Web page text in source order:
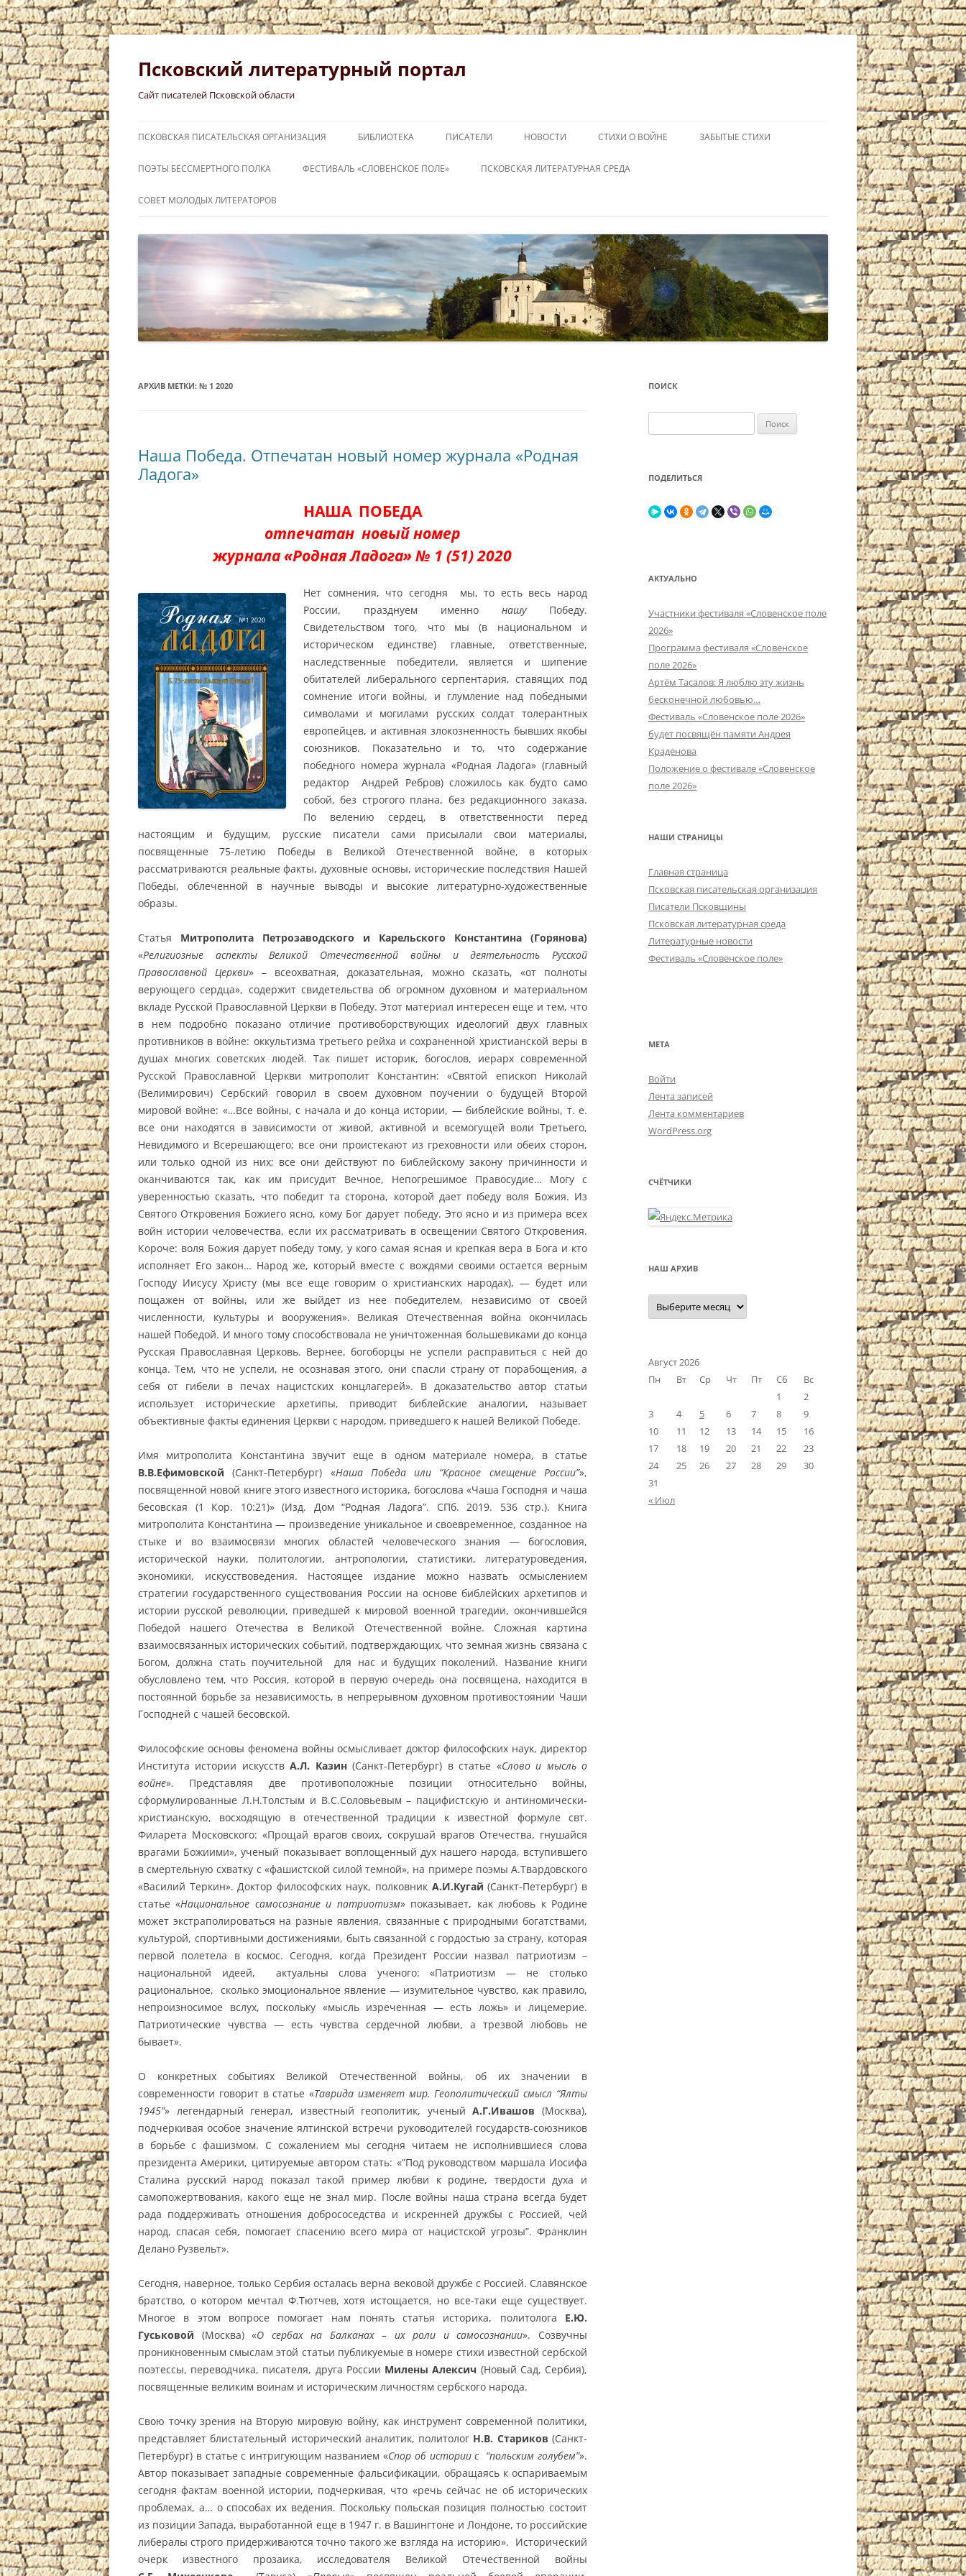
Перейти
Псковский литературный портал
Сайт писателей Псковской области
ПСКОВСКАЯ ПИСАТЕЛЬСКАЯ ОРГАНИЗАЦИЯ БИБЛИОТЕКА ПИСАТЕЛИ НОВОСТИ СТИХИ О ВОЙНЕ ЗАБЫТЫЕ СТИХИ
ПОЭТЫ БЕССМЕРТНОГО ПОЛКА ФЕСТИВАЛЬ «СЛОВЕНСКОЕ ПОЛЕ» ПСКОВСКАЯ ЛИТЕРАТУРНАЯ СРЕДА
СОВЕТ МОЛОДЫХ ЛИТЕРАТОРОВ
АРХИВ МЕТКИ: № 1 2020
Наша Победа. Отпечатан новый номер журнала «Родная
Ладога»
НАША ПОБЕДА
отпечатан новый номер
журнала «Родная Ладога» № 1 (51) 2020
Нет сомнения, что сегодня мы, то есть весь народ
России, празднуем именно нашуПобеду.
Свидетельством того, что мы (в национальном и
историческом единстве) главные, ответственные,
наследственные победители, является и шипение
обитателей либерального серпентария, ставящих под
сомнение итоги войны, и глумление над победными
символами и могилами русских солдат толерантных
европейцев, и активная злокозненность бывших якобы
союзников. Показательно и то, что содержание
победного номера журнала «Родная Ладога» (главный
редактор Андрей Ребров) сложилось как будто само
собой, без строгого плана, без редакционного заказа.
По велению сердец, в ответственности перед
настоящим и будущим, русские писатели сами присылали свои материалы,
посвященные 75-летию Победы в Великой Отечественной войне, в которых
рассматриваются реальные факты, духовные основы, исторические последствия Нашей
Победы, облеченной в научные выводы и высокие литературно-художественные
образы.
Статья Митрополита Петрозаводского и Карельского Константина (Горянова)
«Религиозные аспекты Великой Отечественной войны и деятельность Русской
Православной Церкви» – всеохватная, доказательная, можно сказать, «от полноты
верующего сердца», содержит свидетельства об огромном духовном и материальном
вкладе Русской Православной Церкви в Победу. Этот материал интересен еще и тем, что
в нем подробно показано отличие противоборствующих идеологий двух главных
противников в войне: оккультизма третьего рейха и сохраненной христианской веры в
душах многих советских людей. Так пишет историк, богослов, иерарх современной
Русской Православной Церкви митрополит Константин: «Святой епископ Николай
(Велимирович) Сербский говорил в своем духовном поучении о будущей Второй
мировой войне: «…Все войны, с начала и до конца истории, — библейские войны, т. е.
все они находятся в зависимости от живой, активной и всемогущей воли Третьего,
Невидимого и Всерешающего; все они проистекают из греховности или обеих сторон,
или только одной из них; все они действуют по библейскому закону причинности и
оканчиваются так, как им присудит Вечное, Непогрешимое Правосудие… Могу с
уверенностью сказать, что победит та сторона, которой дает победу воля Божия. Из
Святого Откровения Божиего ясно, кому Бог дарует победу. Это ясно и из примера всех
войн истории человечества, если их рассматривать в освещении Святого Откровения.
Короче: воля Божия дарует победу тому, у кого самая ясная и крепкая вера в Бога и кто
исполняет Его закон… Народ же, который вместе с вождями своими остается верным
Господу Иисусу Христу (мы все еще говорим о христианских народах), — будет или
пощажен от войны, или же выйдет из нее победителем, независимо от своей
численности, культуры и вооружения». Великая Отечественная война окончилась
нашей Победой. И много тому способствовала не уничтоженная большевиками до конца
Русская Православная Церковь. Вернее, богоборцы не успели расправиться с ней до
конца. Тем, что не успели, не осознавая этого, они спасли страну от порабощения, а
себя от гибели в печах нацистских концлагерей». В доказательство автор статьи
использует исторические архетипы, приводит библейские аналогии, называет
объективные факты единения Церкви с народом, приведшего к нашей Великой Победе.
Имя митрополита Константина звучит еще в одном материале номера, в статье
В.В.Ефимовской(Санкт-Петербург) «Наша Победа или “Красное смещение России”»,
посвященной новой книге этого известного историка, богослова «Чаша Господня и чаша
бесовская (1 Кор. 10:21)» (Изд. Дом “Родная Ладога”. СПб. 2019. 536 стр.). Книга
митрополита Константина — произведение уникальное и своевременное, созданное на
стыке и во взаимосвязи многих областей человеческого знания — богословия,
исторической науки, политологии, антропологии, статистики, литературоведения,
экономики, искусствоведения. Настоящее издание можно назвать осмыслением
стратегии государственного существования России на основе библейских архетипов и
истории русской революции, приведшей к мировой военной трагедии, окончившейся
Победой нашего Отечества в Великой Отечественной войне. Сложная картина
взаимосвязанных исторических событий, подтверждающих, что земная жизнь связана с
Богом, должна стать поучительной для нас и будущих поколений. Название книги
обусловлено тем, что Россия, которой в первую очередь она посвящена, находится в
постоянной борьбе за независимость, в непрерывном духовном противостоянии Чаши
Господней с чашей бесовской.
Философские основы феномена войны осмысливает доктор философских наук, директор
Института истории искусствА.Л. Казин(Санкт-Петербург) в статье «Слово и мысль о
войне». Представляя две противоположные позиции относительно войны,
сформулированные Л.Н.Толстым и В.С.Соловьевым – пацифистскую и антиномически-
христианскую, восходящую в отечественной традиции к известной формуле свт.
Филарета Московского: «Прощай врагов своих, сокрушай врагов Отечества, гнушайся
врагами Божиими», ученый показывает воплощенный дух нашего народа, вступившего
в смертельную схватку с «фашистской силой темной», на примере поэмы А.Твардовского
«Василий Теркин». Доктор философских наук, полковник А.И.Кугай(Санкт-Петербург) в
статье «Национальное самосознание и патриотизм» показывает, как любовь к Родине
может экстраполироваться на разные явления, связанные с природными богатствами,
культурой, спортивными достижениями, быть связанной с гордостью за страну, которая
первой полетела в космос. Сегодня, когда Президент России назвал патриотизм –
национальной идеей, актуальны слова ученого: «Патриотизм — не столько
рациональное, сколько эмоциональное явление — изумительное чувство, как правило,
непроизносимое вслух, поскольку «мысль изреченная — есть ложь» и лицемерие.
Патриотические чувства — есть чувства сердечной любви, а трезвой любовь не
бывает».
О конкретных событиях Великой Отечественной войны, об их значении в
современности говорит в статье «Таврида изменяет мир. Геополитический смысл “Ялты
1945”» легендарный генерал, известный геополитик, ученыйА.Г.Ивашов (Москва),
подчеркивая особое значение ялтинской встречи руководителей государств-союзников
в борьбе с фашизмом. С сожалением мы сегодня читаем не исполнившиеся слова
президента Америки, цитируемые автором стать: «”Под руководством маршала Иосифа
Сталина русский народ показал такой пример любви к родине, твердости духа и
самопожертвования, какого еще не знал мир. После войны наша страна всегда будет
рада поддерживать отношения добрососедства и искренней дружбы с Россией, чей
народ, спасая себя, помогает спасению всего мира от нацистской угрозы”. Франклин
Делано Рузвельт».
Сегодня, наверное, только Сербия осталась верна вековой дружбе с Россией. Славянское
братство, о котором мечтал Ф.Тютчев, хотя истощается, но все-таки еще существует.
Многое в этом вопросе помогает нам понять статья историка, политолога Е.Ю.
Гуськовой (Москва) «О сербах на Балканах – их роли и самосознании». Созвучны
проникновенным смыслам этой статьи публикуемые в номере стихи известной сербской
поэтессы, переводчика, писателя, друга России Милены Алексич (Новый Сад, Сербия),
посвященные великим воинам и историческим личностям сербского народа.
Свою точку зрения на Вторую мировую войну, как инструмент современной политики,
представляет блистательный исторический аналитик, политолог Н.В. Стариков (Санкт-
Петербург) в статье с интригующим названием «Спор об истории с “польским голубем”».
Автор показывает западные современные фальсификации, обращаясь к оспариваемым
сегодня фактам военной истории, подчеркивая, что «речь сейчас не об исторических
проблемах, а… о способах их ведения. Поскольку польская позиция полностью состоит
из позиции Запада, выработанной еще в 1947 г. в Вашингтоне и Лондоне, то российские
либералы строго придерживаются точно такого же взгляда на историю». Исторический
очерк известного прозаика, исследователя Великой Отечественной войны
ПОИСК
ПОДЕЛИТЬСЯ
АКТУАЛЬНО
Участники фестиваля «Словенское поле
2026»
Программа фестиваля «Словенское
поле 2026»
Артём Тасалов: Я люблю эту жизнь
бесконечной любовью…
Фестиваль «Словенское поле 2026»
будет посвящён памяти Андрея
Краденова
Положение о фестивале «Словенское
поле 2026»
НАШИ СТРАНИЦЫ
Главная страница
Псковская писательская организация
Писатели Псковщины
Псковская литературная среда
Литературные новости
Фестиваль «Словенское поле»
МЕТА
Войти
Лента записей
Лента комментариев
WordPress.org
СЧЁТЧИКИ
НАШ АРХИВ
Наш
архив
Август 2026
Пн
Вт Ср Чт Пт Сб
Вс
1
2
3
4 5 6 7 8
9
10
11 12 13 14 15
16
17
18 19 20 21 22
23
24
25 26 27 28 29
30
31
« Июл